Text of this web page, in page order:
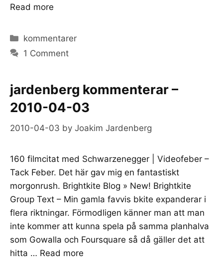
Read more
Categories
kommentarer
1 Comment
jardenberg kommenterar –
2010-04-03
2010-04-03 by Joakim Jardenberg
160 filmcitat med Schwarzenegger | Videofeber –
Tack Feber. Det här gav mig en fantastiskt
morgonrush. Brightkite Blog » New! Brightkite
Group Text – Min gamla favvis bkite expanderar i
flera riktningar. Förmodligen känner man att man
inte kommer att kunna spela på samma planhalva
som Gowalla och Foursquare så då gäller det att
hitta … Read more